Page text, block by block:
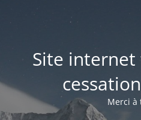
Site
Merci à